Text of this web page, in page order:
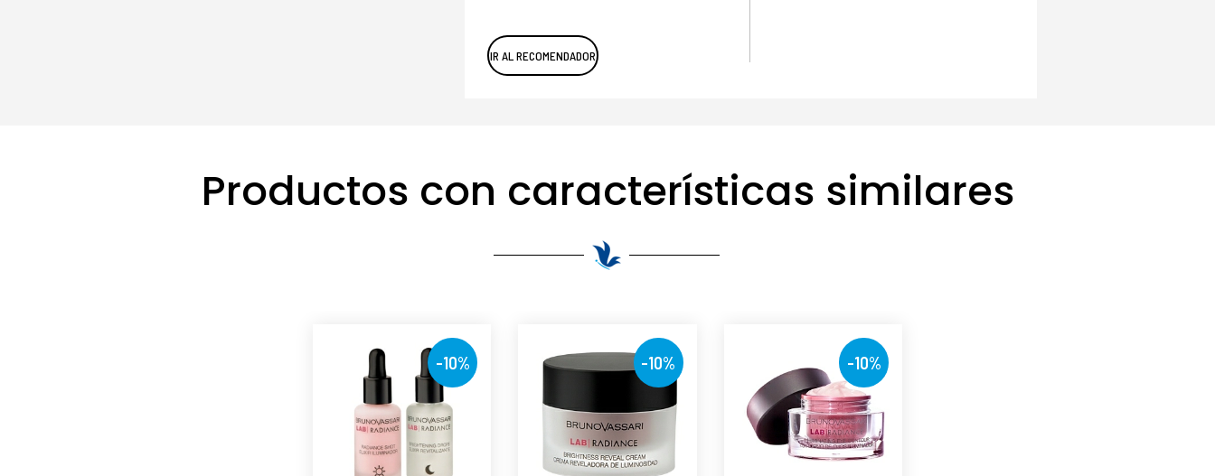
IR AL RECOMENDADOR
Productos con características similares
-10% -10% -10%